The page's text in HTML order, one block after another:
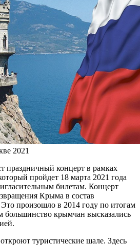
2021
праздничный концерт в рамках
пройдет 18 марта 2021 года
билетам. Концерт
Крыма в состав
произошло в 2014 году по итогам
большинство крымчан высказались
туристические шале. Здесь